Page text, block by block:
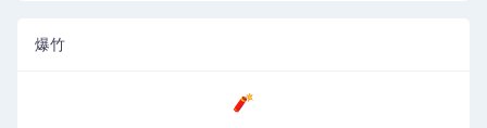
爆竹
🧨